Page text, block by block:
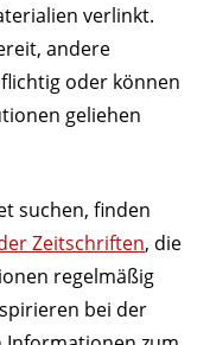
verlinkt.
andere
oder können
geliehen
suchen, finden
Zeit­schriften, die
regel­mäßig
bei der